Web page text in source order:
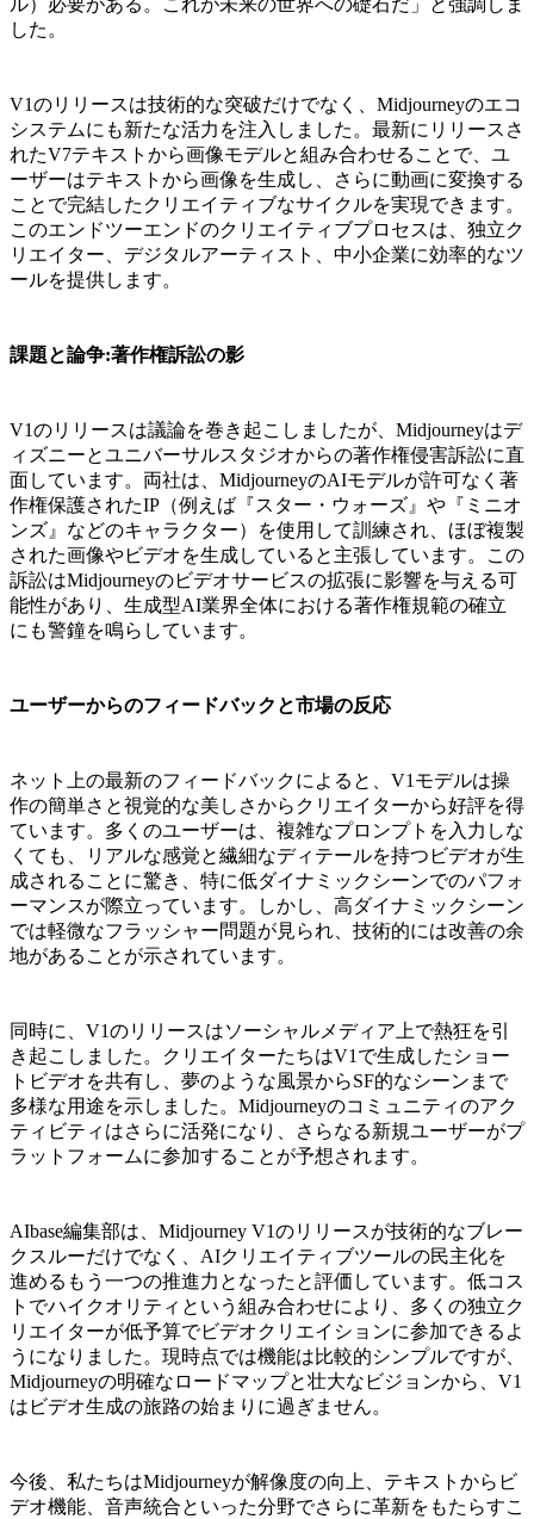
ル）必要がある。これが未来の世界への礎石だ」と強調しま
した。
V1のリリースは技術的な突破だけでなく、Midjourneyのエコ
システムにも新たな活力を注入しました。最新にリリースさ
れたV7テキストから画像モデルと組み合わせることで、ユ
ーザーはテキストから画像を生成し、さらに動画に変換する
ことで完結したクリエイティブなサイクルを実現できます。
このエンドツーエンドのクリエイティブプロセスは、独立ク
リエイター、デジタルアーティスト、中小企業に効率的なツ
ールを提供します。
課題と論争:著作権訴訟の影
V1のリリースは議論を巻き起こしましたが、Midjourneyはデ
ィズニーとユニバーサルスタジオからの著作権侵害訴訟に直
面しています。両社は、MidjourneyのAIモデルが許可なく著
作権保護されたIP（例えば『スター・ウォーズ』や『ミニオ
ンズ』などのキャラクター）を使用して訓練され、ほぼ複製
された画像やビデオを生成していると主張しています。この
訴訟はMidjourneyのビデオサービスの拡張に影響を与える可
能性があり、生成型AI業界全体における著作権規範の確立
にも警鐘を鳴らしています。
ユーザーからのフィードバックと市場の反応
ネット上の最新のフィードバックによると、V1モデルは操
作の簡単さと視覚的な美しさからクリエイターから好評を得
ています。多くのユーザーは、複雑なプロンプトを入力しな
くても、リアルな感覚と繊細なディテールを持つビデオが生
成されることに驚き、特に低ダイナミックシーンでのパフォ
ーマンスが際立っています。しかし、高ダイナミックシーン
では軽微なフラッシャー問題が見られ、技術的には改善の余
地があることが示されています。
同時に、V1のリリースはソーシャルメディア上で熱狂を引
き起こしました。クリエイターたちはV1で生成したショー
トビデオを共有し、夢のような風景からSF的なシーンまで
多様な用途を示しました。Midjourneyのコミュニティのアク
ティビティはさらに活発になり、さらなる新規ユーザーがプ
ラットフォームに参加することが予想されます。
AIbase編集部は、Midjourney V1のリリースが技術的なブレー
クスルーだけでなく、AIクリエイティブツールの民主化を
進めるもう一つの推進力となったと評価しています。低コス
トでハイクオリティという組み合わせにより、多くの独立ク
リエイターが低予算でビデオクリエイションに参加できるよ
うになりました。現時点では機能は比較的シンプルですが、
Midjourneyの明確なロードマップと壮大なビジョンから、V1
はビデオ生成の旅路の始まりに過ぎません。
今後、私たちはMidjourneyが解像度の向上、テキストからビ
デオ機能、音声統合といった分野でさらに革新をもたらすこ